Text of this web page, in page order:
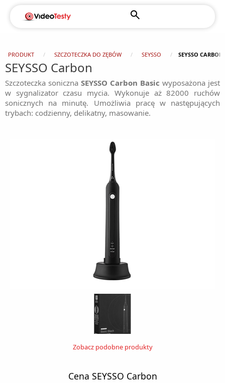
PRODUKT SZCZOTECZKA DO ZĘBÓW SEYSSO SEYSSO CARBON
SEYSSO Carbon
Szczoteczka soniczna SEYSSO Carbon Basic wyposażona jest
w sygnalizator czasu mycia. Wykonuje aż 82000 ruchów
sonicznych na minutę. Umożliwia pracę w następujących
trybach: codzienny, delikatny, masowanie.
Zobacz podobne produkty
Cena SEYSSO Carbon